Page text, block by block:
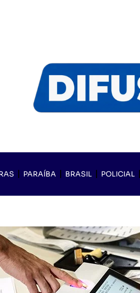
PARAÍBA BRASIL POLICIAL